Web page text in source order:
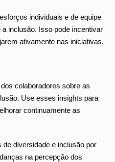
individuais e de equipe
inclusão. Isso pode incentivar
ativamente nas iniciativas.
colaboradores sobre as
Use esses insights para
continuamente as
diversidade e inclusão por
na percepção dos